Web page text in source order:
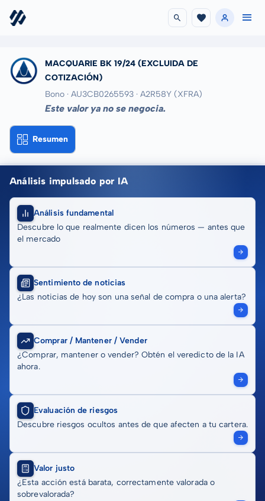
MACQUARIE BK 19/24 (EXCLUIDA DE
COTIZACIÓN)
Bono · AU3CB0265593 · A2R58Y (XFRA)
Este valor ya no se negocia.
Resumen
Análisis impulsado por IA
Análisis fundamental
Descubre lo que realmente dicen los números — antes que
el mercado
Sentimiento de noticias
¿Las noticias de hoy son una señal de compra o una alerta?
Comprar / Mantener / Vender
¿Comprar, mantener o vender? Obtén el veredicto de la IA
ahora.
Evaluación de riesgos
Descubre riesgos ocultos antes de que afecten a tu cartera.
Valor justo
¿Esta acción está barata, correctamente valorada o
sobrevalorada?